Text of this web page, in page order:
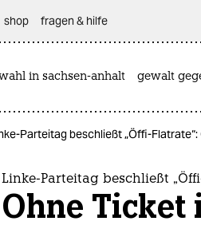
shop fragen & hilfe
in sachsen-anhalt gewalt
Parteitag beschließt „Öffi-
Linke-Parteitag beschließt
Ohne